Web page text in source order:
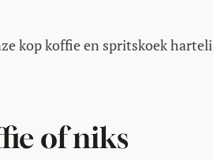
kop koffie en spritskoek
of niks